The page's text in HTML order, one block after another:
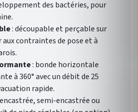
des bactéries, pour
: découpable et perçable sur
aux contraintes de pose et à
: bonde horizontale
à 360° avec un débit de 25
rapide.
semi-encastrée ou